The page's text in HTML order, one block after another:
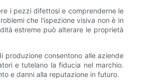
i pezzi difettosi e comprenderne le
che l'ispezione visiva non è in
estreme può alterare le proprietà
consentono alle aziende
e tutelano la fiducia nel marchio.
e danni alla reputazione in futuro.